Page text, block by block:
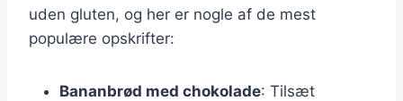
uden gluten, og her er nogle af de mest
populære opskrifter:
Bananbrød med chokolade: Tilsæt